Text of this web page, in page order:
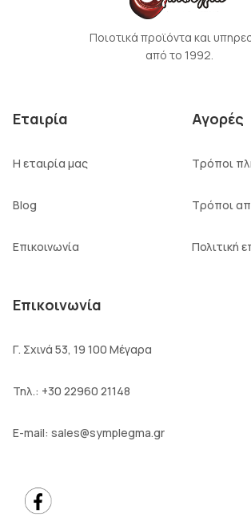
Ποιοτικά προϊόντα και
από το 1992.
Εταιρία
Η εταιρία μας
Blog
Επικοινωνία
Αγορές
Τρόποι
Τρόποι
Πολιτική
Επικοινωνία
Γ. Σχινά 53, 19 100 Μέγαρα
Τηλ.: +30 22960 21148
E-mail: sales@symplegma.gr